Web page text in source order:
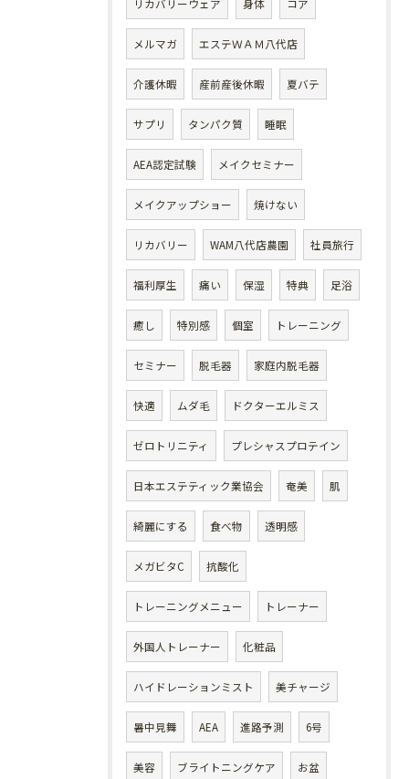
リカバリーウェア 身体 コア
メルマガ エステＷＡＭ八代店
介護休暇 産前産後休暇 夏バテ
サプリ タンパク質 睡眠
AEA認定試験 メイクセミナー
メイクアップショー 焼けない
リカバリー WAM八代店農園 社員旅行
福利厚生 痛い 保湿 特典 足浴
癒し 特別感 個室 トレーニング
セミナー 脱毛器 家庭内脱毛器
快適 ムダ毛 ドクターエルミス
ゼロトリニティ プレシャスプロテイン
日本エステティック業協会 奄美 肌
綺麗にする 食べ物 透明感
メガビタC 抗酸化
トレーニングメニュー トレーナー
外国人トレーナー 化粧品
ハイドレーションミスト 美チャージ
暑中見舞 AEA 進路予測 6号
美容 ブライトニングケア お盆